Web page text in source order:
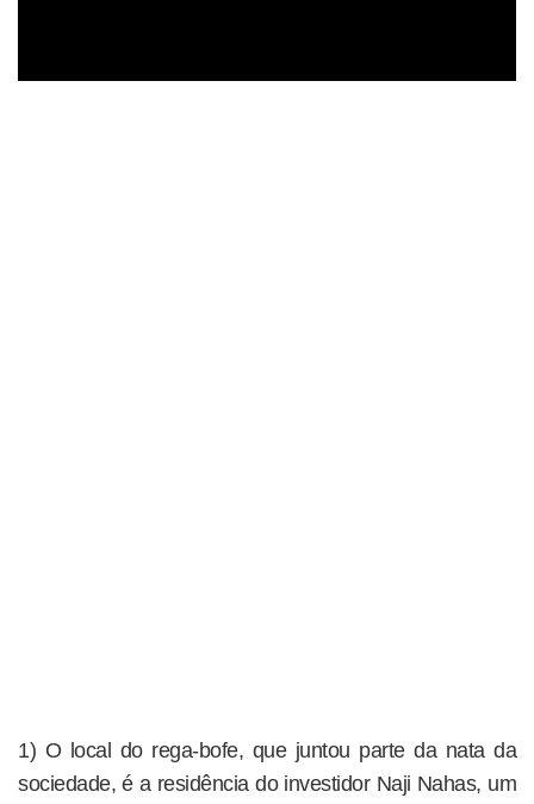
1) O local do rega-bofe, que juntou parte da nata da
sociedade, é a residência do investidor Naji Nahas, um